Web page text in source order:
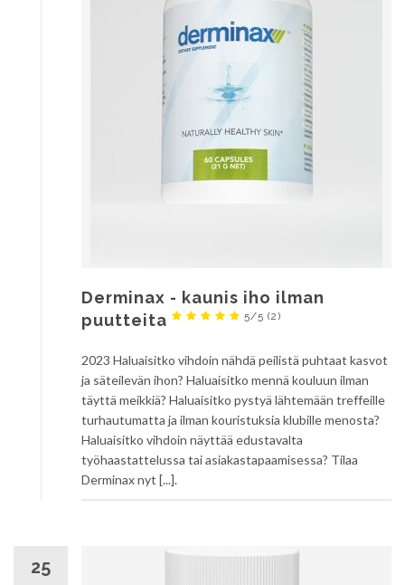
Derminax - kaunis iho ilman
puutteita
5/5 (2)
2023 Haluaisitko vihdoin nähdä peilistä puhtaat kasvot
ja säteilevän ihon? Haluaisitko mennä kouluun ilman
täyttä meikkiä? Haluaisitko pystyä lähtemään treffeille
turhautumatta ja ilman kouristuksia klubille menosta?
Haluaisitko vihdoin näyttää edustavalta
työhaastattelussa tai asiakastapaamisessa? Tilaa
Derminax nyt [...].
25